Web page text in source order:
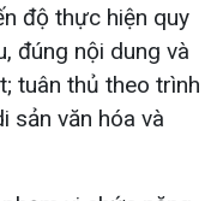
độ thực hiện quy
đúng nội dung và
tuân thủ theo trình
sản văn hóa và